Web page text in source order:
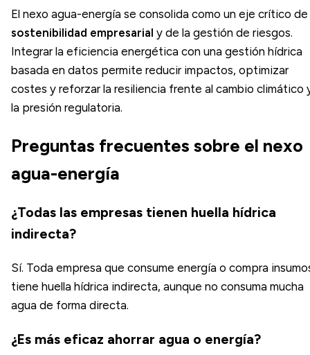
El nexo agua-energía se consolida como un eje crítico de
sostenibilidad empresarial y de la gestión de riesgos.
Integrar la eficiencia energética con una gestión hídrica
basada en datos permite reducir impactos, optimizar
costes y reforzar la resiliencia frente al cambio climático
la presión regulatoria.
Preguntas frecuentes sobre el nexo
agua-energía
¿Todas las empresas tienen huella hídrica
indirecta?
Sí. Toda empresa que consume energía o compra
tiene huella hídrica indirecta, aunque no consuma mucha
agua de forma directa.
¿Es más eficaz ahorrar agua o energía?